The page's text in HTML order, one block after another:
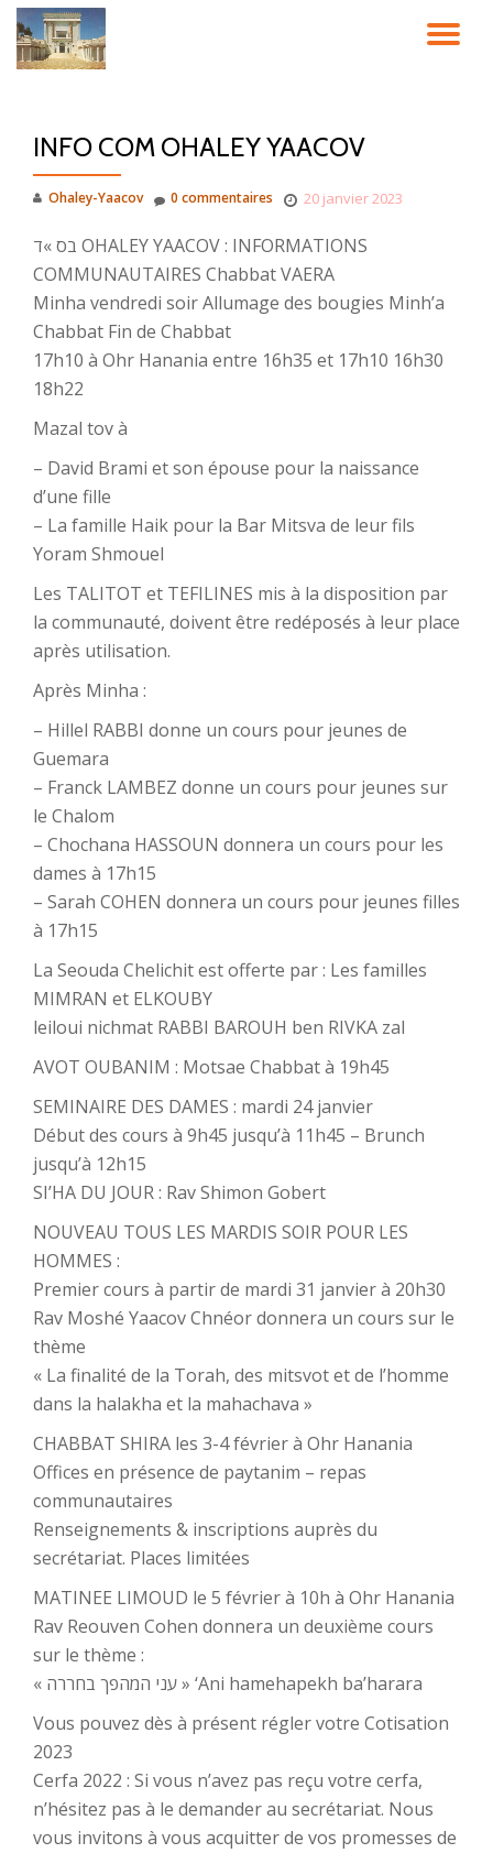
Aller
INFO COM OHALEY YAACOV
Ohaley-Yaacov 20 janvier 2023
0 commentaires
בס »ד OHALEY YAACOV : INFORMATIONS
COMMUNAUTAIRES Chabbat VAERA
Minha vendredi soir Allumage des bougies Minh’a
Chabbat Fin de Chabbat
17h10 à Ohr Hanania entre 16h35 et 17h10 16h30
18h22
Mazal tov à
– David Brami et son épouse pour la naissance
d’une fille
– La famille Haik pour la Bar Mitsva de leur fils
Yoram Shmouel
Les TALITOT et TEFILINES mis à la disposition par
la communauté, doivent être redéposés à leur place
après utilisation.
Après Minha :
– Hillel RABBI donne un cours pour jeunes de
Guemara
– Franck LAMBEZ donne un cours pour jeunes sur
le Chalom
– Chochana HASSOUN donnera un cours pour les
dames à 17h15
– Sarah COHEN donnera un cours pour jeunes filles
à 17h15
La Seouda Chelichit est offerte par : Les familles
MIMRAN et ELKOUBY
leiloui nichmat RABBI BAROUH ben RIVKA zal
AVOT OUBANIM : Motsae Chabbat à 19h45
SEMINAIRE DES DAMES : mardi 24 janvier
Début des cours à 9h45 jusqu’à 11h45 – Brunch
jusqu’à 12h15
SI’HA DU JOUR : Rav Shimon Gobert
NOUVEAU TOUS LES MARDIS SOIR POUR LES
HOMMES :
Premier cours à partir de mardi 31 janvier à 20h30
Rav Moshé Yaacov Chnéor donnera un cours sur le
thème
« La finalité de la Torah, des mitsvot et de l’homme
dans la halakha et la mahachava »
CHABBAT SHIRA les 3-4 février à Ohr Hanania
Offices en présence de paytanim – repas
communautaires
Renseignements & inscriptions auprès du
secrétariat. Places limitées
MATINEE LIMOUD le 5 février à 10h à Ohr Hanania
Rav Reouven Cohen donnera un deuxième cours
sur le thème :
« עני המהפך בחררה » ‘Ani hamehapekh ba’harara
Vous pouvez dès à présent régler votre Cotisation
2023
Cerfa 2022 : Si vous n’avez pas reçu votre cerfa,
n’hésitez pas à le demander au secrétariat. Nous
vous invitons à vous acquitter de vos promesses de